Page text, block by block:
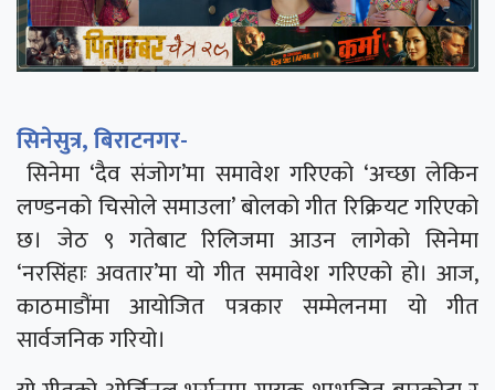
सिनेसुत्र, बिराटनगर-
सिनेमा ‘दैव संजोग’मा समावेश गरिएको ‘अच्छा लेकिन
लण्डनको चिसोले समाउला’ बोलको गीत रिक्रियट गरिएको
छ। जेठ ९ गतेबाट रिलिजमा आउन लागेको सिनेमा
‘नरसिंहाः अवतार’मा यो गीत समावेश गरिएको हो। आज,
काठमाडौंमा आयोजित पत्रकार सम्मेलनमा यो गीत
सार्वजनिक गरियो।